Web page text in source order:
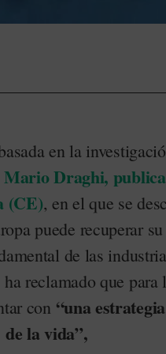
en la
Draghi,
(CE), en el que se
puede recuperar
de las
reclamado que para
con “una
la vida”,